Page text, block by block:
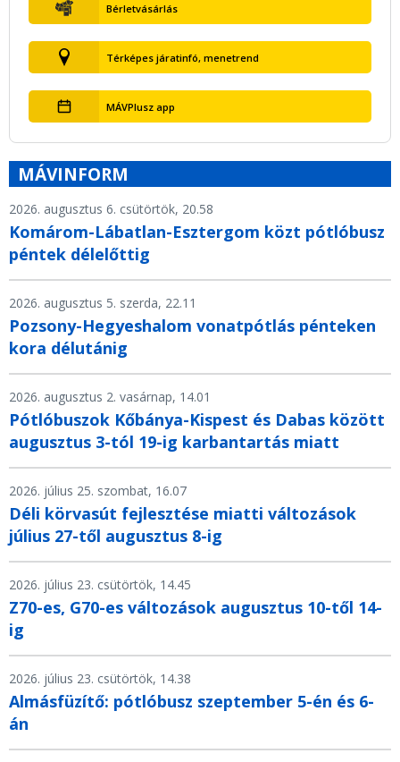
Bérletvásárlás
Térképes járatinfó, menetrend
MÁVPlusz app
MÁVINFORM
2026. augusztus 6. csütörtök, 20.58
Komárom-Lábatlan-Esztergom közt pótlóbusz
péntek délelőttig
2026. augusztus 5. szerda, 22.11
Pozsony-Hegyeshalom vonatpótlás pénteken
kora délutánig
2026. augusztus 2. vasárnap, 14.01
Pótlóbuszok Kőbánya-Kispest és Dabas között
augusztus 3-tól 19-ig karbantartás miatt
2026. július 25. szombat, 16.07
Déli körvasút fejlesztése miatti változások
július 27-től augusztus 8-ig
2026. július 23. csütörtök, 14.45
Z70-es, G70-es változások augusztus 10-től 14-
ig
2026. július 23. csütörtök, 14.38
Almásfüzítő: pótlóbusz szeptember 5-én és 6-
án